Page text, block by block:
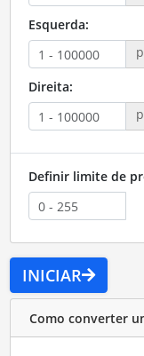
Esquerda:
Direita:
Definir limite de
INICIAR
Como converter